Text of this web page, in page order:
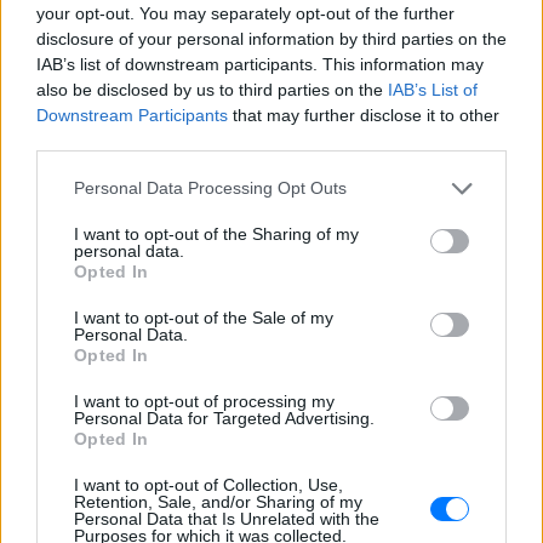
your opt-out. You may separately opt-out of the further
disclosure of your personal information by third parties on the
IAB’s list of downstream participants. This information may
also be disclosed by us to third parties on the IAB’s List of
Downstream Participants that may further disclose it to other
Personal Data Processing Opt Outs
I want to opt-out of the Sharing of my
personal data.
Opted In
I want to opt-out of the Sale of my
Personal Data.
Opted In
I want to opt-out of processing my
Personal Data for Targeted Advertising.
Opted In
I want to opt-out of Collection, Use,
Retention, Sale, and/or Sharing of my
Personal Data that Is Unrelated with the
Purposes for which it was collected.
συμπεριφορά της λίγο μετά τη μοιραία
σύγκρουση
Τροχαίο στις Σέρρες: «Έχασα τη
γυναίκα και το παιδί μου, τα
έχασα όλα» ‑ Ο πόνος του
πατέρα
ΧΤΕΣ
σκοτώθηκαν σε μετωπική σύγκρουση με
φορτηγό στην επαρχιακή οδό Αμφίπολης
Καταδίωξη στο κέντρο της
Θεσσαλονίκης: Έσπασαν το
μ@@@», του φώναζαν
ΧΤΕΣ
καρφώθηκε πάνω σε κολονάκια.